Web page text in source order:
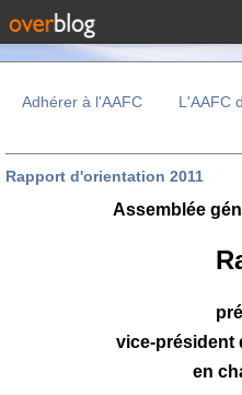
Adhérer à l'AAFC L'AAFC
Rapport d'orientation 2011
Assemblée
vice-président
en